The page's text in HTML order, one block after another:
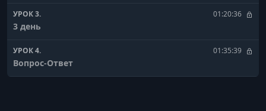
УРОК 3. 01:20:36
3 день
УРОК 4. 01:35:39
Вопрос-Ответ